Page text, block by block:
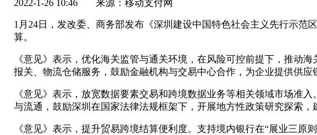
2022-1-26 10:46 来源：移动支付网
1月24日，发改委、商务部发布《深圳建设中国特色社会主义先行示
算。
《意见》表示，优化海关监管与通关环境，在风险可控前提下，推动
报关、物流仓储服务，鼓励金融机构与交易中心合作，为企业提供供应
《意见》表示，放宽数据要素交易和跨境数据业务等相关领域市场准
与流通，鼓励深圳在国家法律法规框架下，开展地方性政策研究探索
《意见》表示，提升贸易跨境结算便利度。支持境内银行在“展业三